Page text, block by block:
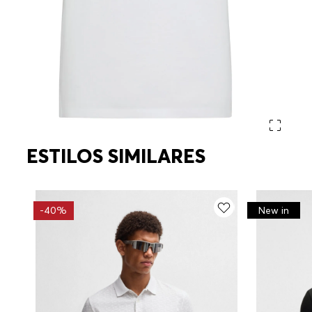
ESTILOS SIMILARES
-40% New in